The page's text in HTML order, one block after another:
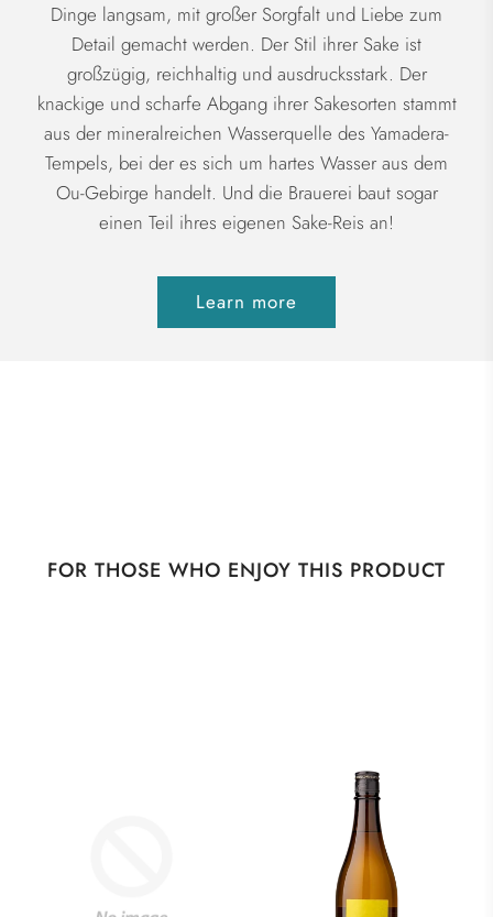
Dinge langsam, mit großer Sorgfalt und Liebe zum
Detail gemacht werden. Der Stil ihrer Sake ist
großzügig, reichhaltig und ausdrucksstark. Der
knackige und scharfe Abgang ihrer Sakesorten stammt
aus der mineralreichen Wasserquelle des Yamadera-
Tempels, bei der es sich um hartes Wasser aus dem
Ou-Gebirge handelt. Und die Brauerei baut sogar
einen Teil ihres eigenen Sake-Reis an!
Learn more
FOR THOSE WHO ENJOY THIS PRODUCT